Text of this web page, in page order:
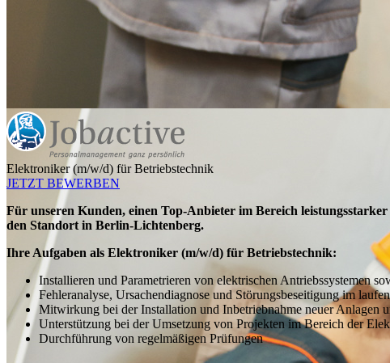
Elektroniker (m/w/d) für Betriebstechnik
JETZT BEWERBEN
Für unseren Kunden, einen Top-Anbieter im Bereich
den Standort in Berlin-Lichtenberg.
Ihre Aufgaben als Elektroniker (m/w/d) für Betriebstechnik:
Installieren und Parametrieren von elektrischen Antriebssystemen
Fehleranalyse, Ursachendiagnose und Störungsbeseitigung im
Mitwirkung bei der Installation und Inbetriebnahme neuer Anlagen
Unterstützung bei der Umsetzung von Projekten im Bereich der
Durchführung von regelmäßigen Prüfungen